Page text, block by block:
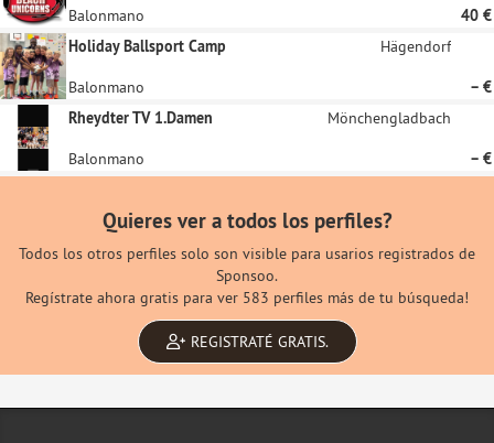
Balonmano
40 €
Holiday Ballsport Camp
Hägendorf
Balonmano
– €
Rheydter TV 1.Damen
Mönchengladbach
Balonmano – €
Quieres ver a todos los perfiles?
Todos los otros perfiles solo son visible para usarios registrados de
Sponsoo.
Regístrate ahora gratis para ver 583 perfiles más de tu búsqueda!
REGISTRATÉ GRATIS.